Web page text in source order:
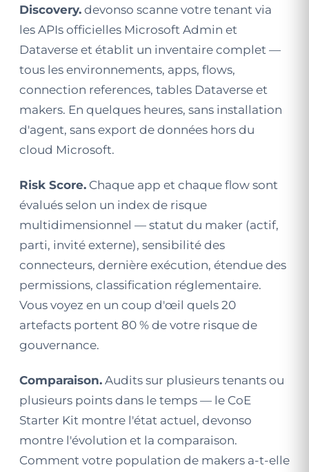
Discovery. devonso scanne votre tenant via
les APIs officielles Microsoft Admin et
Dataverse et établit un inventaire complet —
tous les environnements, apps, flows,
connection references, tables Dataverse et
makers. En quelques heures, sans installation
d'agent, sans export de données hors du
cloud Microsoft.
Risk Score. Chaque app et chaque flow sont
évalués selon un index de risque
multidimensionnel — statut du maker (actif,
parti, invité externe), sensibilité des
connecteurs, dernière exécution, étendue des
permissions, classification réglementaire.
Vous voyez en un coup d'œil quels 20
artefacts portent 80 % de votre risque de
gouvernance.
Comparaison. Audits sur plusieurs tenants ou
plusieurs points dans le temps — le CoE
Starter Kit montre l'état actuel, devonso
montre l'évolution et la comparaison.
Comment votre population de makers a-t-elle